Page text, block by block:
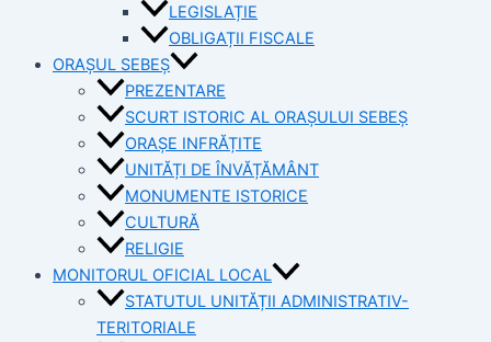
LEGISLAȚIE
OBLIGAȚII FISCALE
ORAȘUL SEBEȘ
PREZENTARE
SCURT ISTORIC AL ORAȘULUI SEBEȘ
ORAȘE INFRĂȚITE
UNITĂȚI DE ÎNVĂȚĂMÂNT
MONUMENTE ISTORICE
CULTURĂ
RELIGIE
MONITORUL OFICIAL LOCAL
STATUTUL UNITĂȚII ADMINISTRATIV-
TERITORIALE